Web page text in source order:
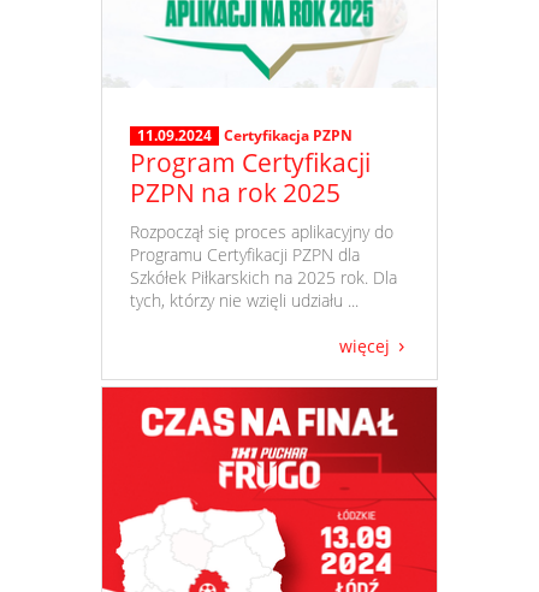
11.09.2024 Certyfikacja PZPN
Program Certyfikacji
PZPN na rok 2025
​ Rozpoczął się proces aplikacyjny do
Programu Certyfikacji PZPN dla
Szkółek Piłkarskich na 2025 rok. Dla
tych, którzy nie wzięli udziału ...
więcej